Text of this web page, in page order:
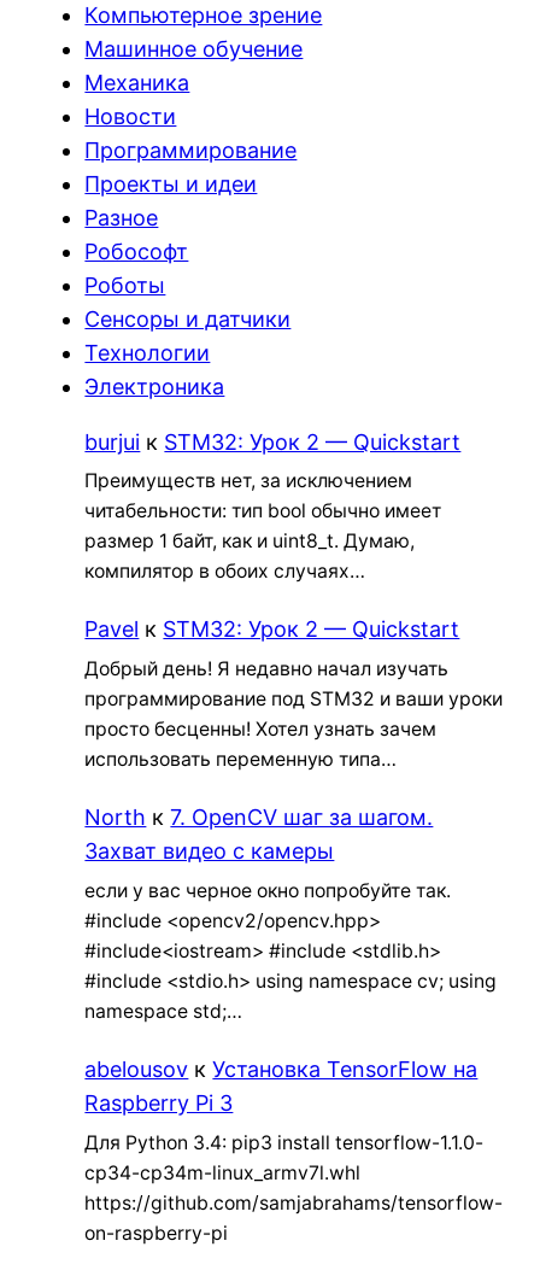
Компьютерное зрение
Машинное обучение
Механика
Новости
Программирование
Проекты и идеи
Разное
Робософт
Роботы
Сенсоры и датчики
Технологии
Электроника
burjui к STM32: Урок 2 — Quickstart
Преимуществ нет, за исключением
читабельности: тип bool обычно имеет
размер 1 байт, как и uint8_t. Думаю,
компилятор в обоих случаях…
Pavel к STM32: Урок 2 — Quickstart
Добрый день! Я недавно начал изучать
программирование под STM32 и ваши уроки
просто бесценны! Хотел узнать зачем
использовать переменную типа…
North к7. OpenCV шаг за шагом.
Захват видео с камеры
если у вас черное окно попробуйте так.
#include <opencv2/opencv.hpp>
#include<iostream> #include <stdlib.h>
#include <stdio.h> using namespace cv; using
namespace std;…
abelousov кУстановка TensorFlow на
Raspberry Pi 3
Для Python 3.4: pip3 install tensorflow-1.1.0-
cp34-cp34m-linux_armv7l.whl
https://github.com/samjabrahams/tensorflow-
on-raspberry-pi